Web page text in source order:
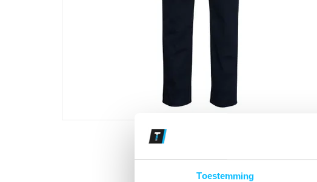
Toestemming